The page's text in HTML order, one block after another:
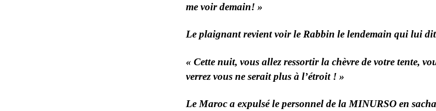
me voir demain! »
Le plaignant revient voir le Rabbin le lendemain qui lui
« Cette nuit, vous allez ressortir la chèvre de votre tente,
verrez vous ne serait plus à l’étroit ! »
Le Maroc a expulsé le personnel de la MINURSO en